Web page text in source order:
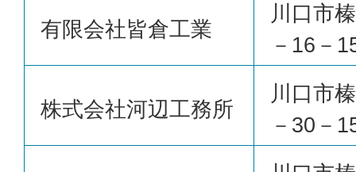
有限会社皆倉工業
川口市
－16－
株式会社河辺工務所
川口市
－30－